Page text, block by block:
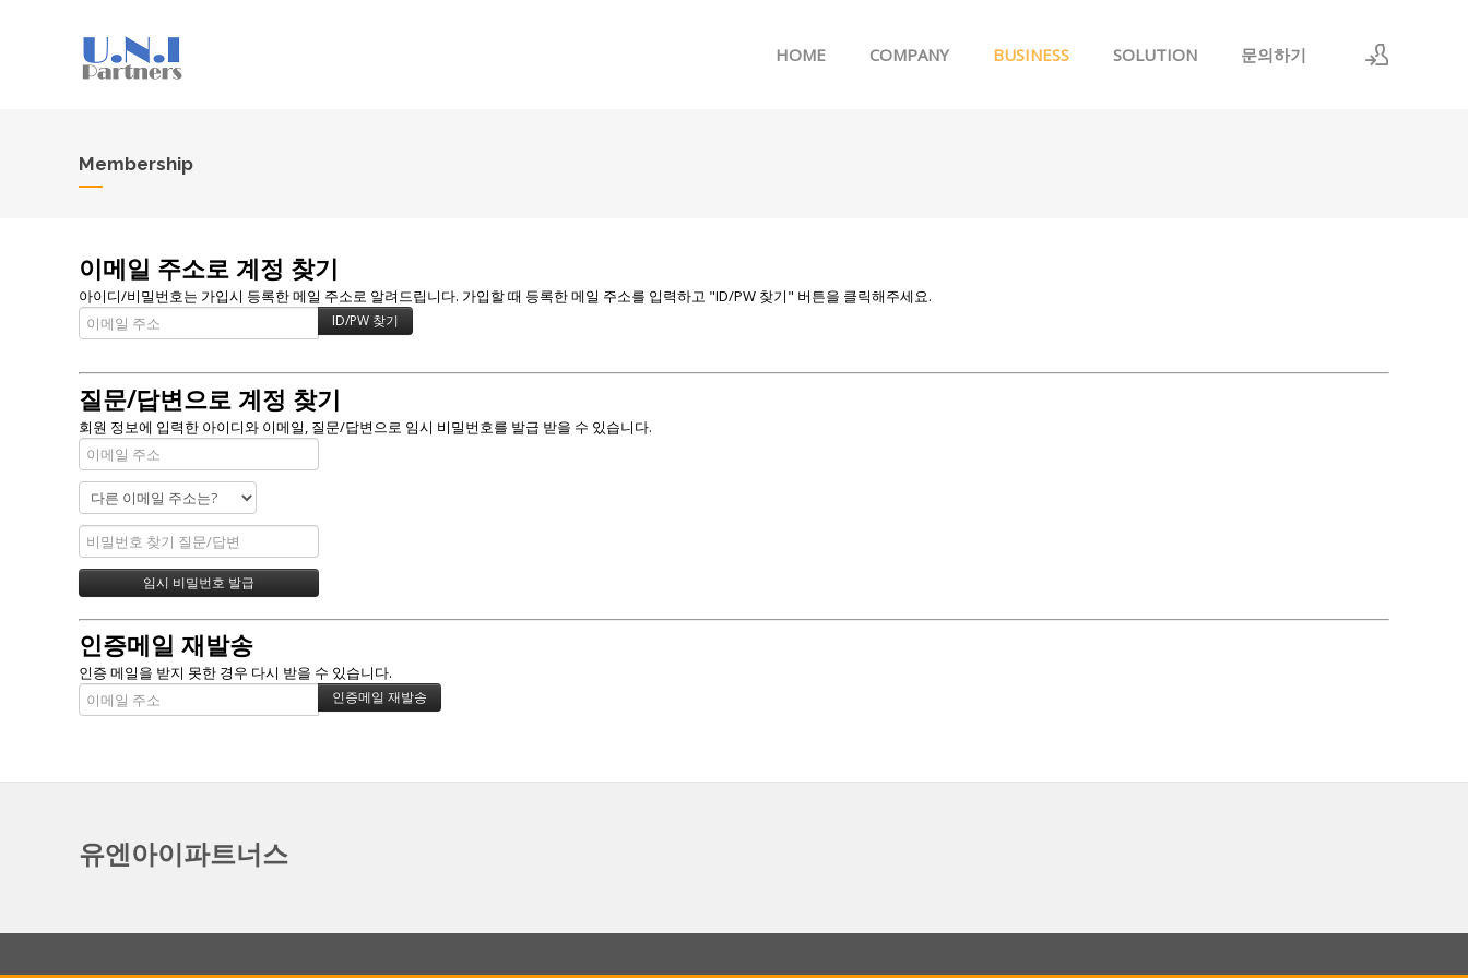
HOME COMPANY BUSINESS SOLUTION 문의하기
Membership
이메일 주소로 계정 찾기
아이디/비밀번호는 가입시 등록한 메일 주소로 알려드립니다. 가입할 때 등록한 메일 주소를 입력하고 "ID/PW 찾기" 버튼을 클릭해주세요.
질문/답변으로 계정 찾기
회원 정보에 입력한 아이디와 이메일, 질문/답변으로 임시 비밀번호를 발급 받을 수 있습니다.
인증메일 재발송
인증 메일을 받지 못한 경우 다시 받을 수 있습니다.
유엔아이파트너스